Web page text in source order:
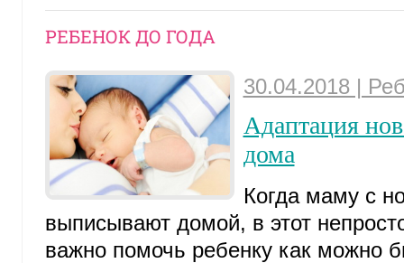
РЕБЕНОК ДО ГОДА
30.04.2018 |
Адаптация
дома
Когда маму с
выписывают домой, в этот
важно помочь ребенку как можно